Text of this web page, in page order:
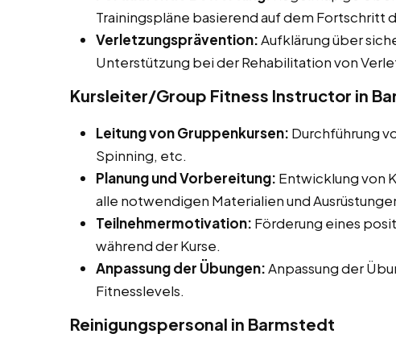
Trainingspläne basierend auf dem Fortschritt
Verletzungsprävention:Aufklärung über
Unterstützung bei der Rehabilitation von
Kursleiter/Group Fitness Instructor in
Leitung von Gruppenkursen: Durchführung
Spinning, etc.
Planung und Vorbereitung: Entwicklung von
alle notwendigen Materialien und
Teilnehmermotivation: Förderung eines
während der Kurse.
Anpassung der Übungen:Anpassung der
Fitnesslevels.
Reinigungspersonal in Barmstedt